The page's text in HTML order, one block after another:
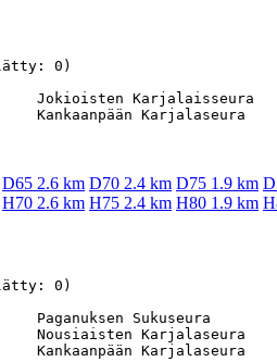
0)
Jokioisten Karjalaisseura
D65 2.6 km D70 2.4 km D75 1.9 km
H70 2.6 km H75 2.4 km H80 1.9 km
0)
Paganuksen Sukuseura
Nousiaisten Karjalaseura